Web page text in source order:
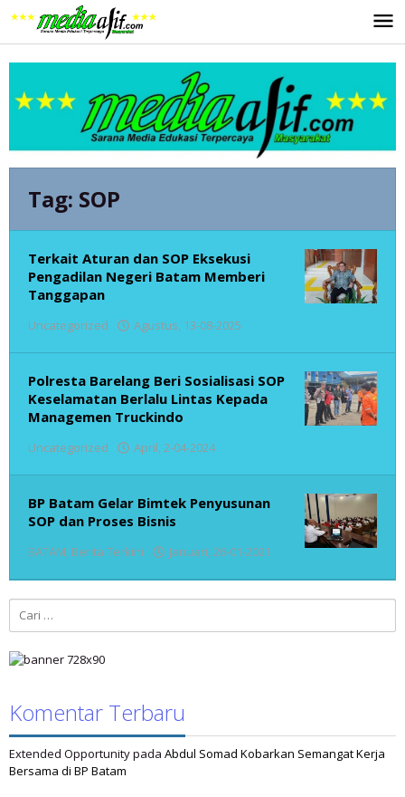
ke
konten
Tag: SOP
Terkait Aturan dan SOP Eksekusi
Pengadilan Negeri Batam Memberi
Tanggapan
Uncategorized Agustus, 13-08-2025
Polresta Barelang Beri Sosialisasi SOP
Keselamatan Berlalu Lintas Kepada
Managemen Truckindo
Uncategorized April, 2-04-2024
BP Batam Gelar Bimtek Penyusunan
SOP dan Proses Bisnis
BATAM, Berita Terkini Januari, 26-01-2021
Cari
untuk:
Komentar Terbaru
Extended Opportunitypada Abdul Somad Kobarkan Semangat Kerja
Bersama di BP Batam